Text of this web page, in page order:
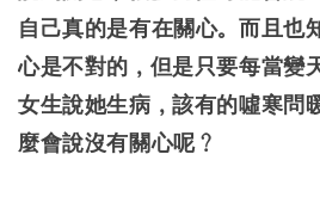
自己真的是有在關心。而且也
心是不對的，但是只要每當變
女生說她生病，該有的噓寒問
麼會說沒有關心呢？